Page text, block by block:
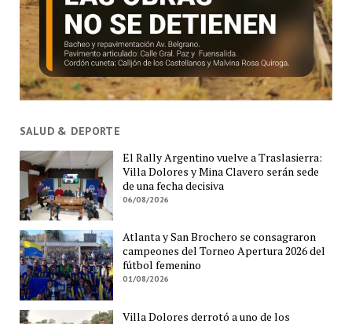
SALUD & DEPORTE
El Rally Argentino vuelve a Traslasierra:
Villa Dolores y Mina Clavero serán sede
de una fecha decisiva
06/08/2026
Atlanta y San Brochero se consagraron
campeones del Torneo Apertura 2026 del
fútbol femenino
01/08/2026
Villa Dolores derrotó a uno de los